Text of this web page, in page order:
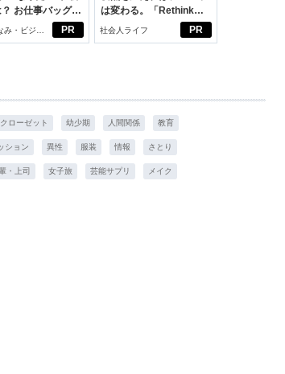
PR
お仕事バッグ選
める新生活
み・ビジネ
ム
PR
は変わる。「Rethink
PROJECT」がつたえた
社会人ライフ
ローゼット 幼少期 人間関係 教育
ション 異性 服装 情報 さとり
・上司 女子旅 芸能サプリ メイク